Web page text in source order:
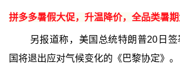
拼多多暑假大促，升温降价，全品类暑
另报道称，美国总统特朗普20日
国将退出应对气候变化的《巴黎协定》。